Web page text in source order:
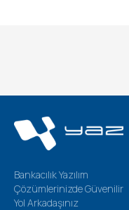
Bankacılık Yazılım
Çözümlerinizde Güvenilir
Yol Arkadaşınız